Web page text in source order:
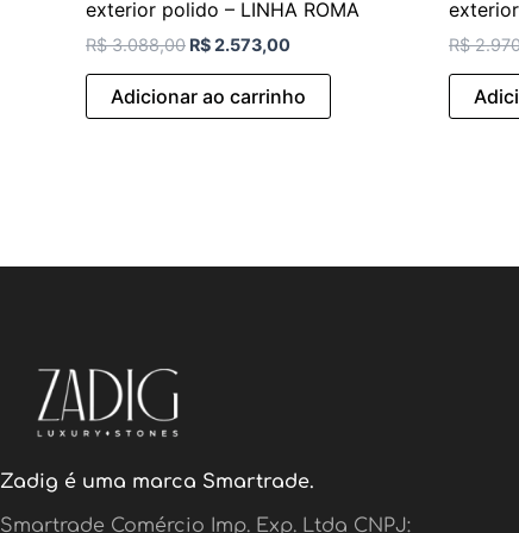
exterior polido – LINHA ROMA
R$3.088,00 R$2.573,00
Adicionar ao carrinho
R$
Zadig é uma marca Smartrade.
Smartrade Comércio Imp. Exp. Ltda CNPJ: